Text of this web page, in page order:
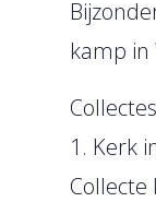
kamp
1. Kerk
Collecte